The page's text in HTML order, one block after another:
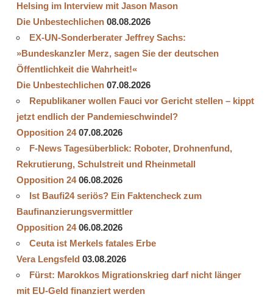
Helsing im Interview mit Jason Mason
Die Unbestechlichen 08.08.2026
EX-UN-Sonderberater Jeffrey Sachs:
»Bundeskanzler Merz, sagen Sie der deutschen
Öffentlichkeit die Wahrheit!«
Die Unbestechlichen 07.08.2026
Republikaner wollen Fauci vor Gericht stellen – kippt
jetzt endlich der Pandemieschwindel?
Opposition 24 07.08.2026
F-News Tagesüberblick: Roboter, Drohnenfund,
Rekrutierung, Schulstreit und Rheinmetall
Opposition 24 06.08.2026
Ist Baufi24 seriös? Ein Faktencheck zum
Baufinanzierungsvermittler
Opposition 24 06.08.2026
Ceuta ist Merkels fatales Erbe
Vera Lengsfeld 03.08.2026
Fürst: Marokkos Migrationskrieg darf nicht länger
mit EU-Geld finanziert werden